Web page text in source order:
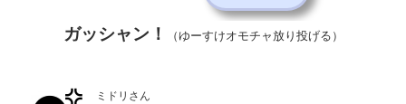
ガッシャン！ （ゆーすけオモチャ放り投げる）
ミドリさん